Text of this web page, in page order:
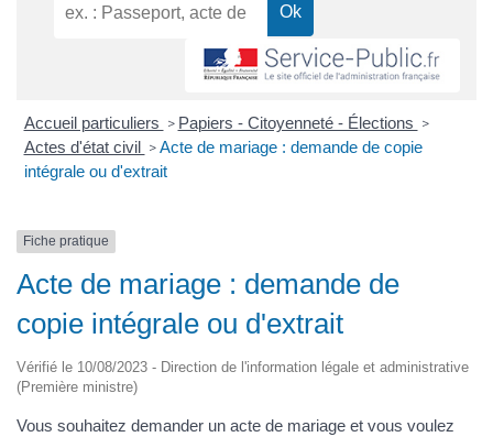
Accueil particuliers > Papiers - Citoyenneté - Élections >
Actes d'état civil > Acte de mariage : demande de copie
intégrale ou d'extrait
Fiche pratique
Acte de mariage : demande de
copie intégrale ou d'extrait
Vérifié le 10/08/2023 - Direction de l'information légale et administrative
(Première ministre)
Vous souhaitez demander un acte de mariage et vous voulez